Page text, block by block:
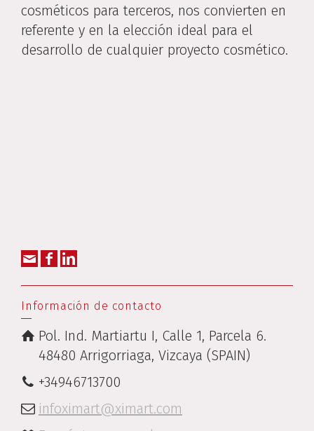
cosméticos para terceros, nos convierten en
referente y en la elección ideal para el
desarrollo de cualquier proyecto cosmético.
Información de contacto
Pol. Ind. Martiartu I, Calle 1, Parcela 6.
48480 Arrigorriaga, Vizcaya (SPAIN)
+34946713700
infoximart@ximart.com